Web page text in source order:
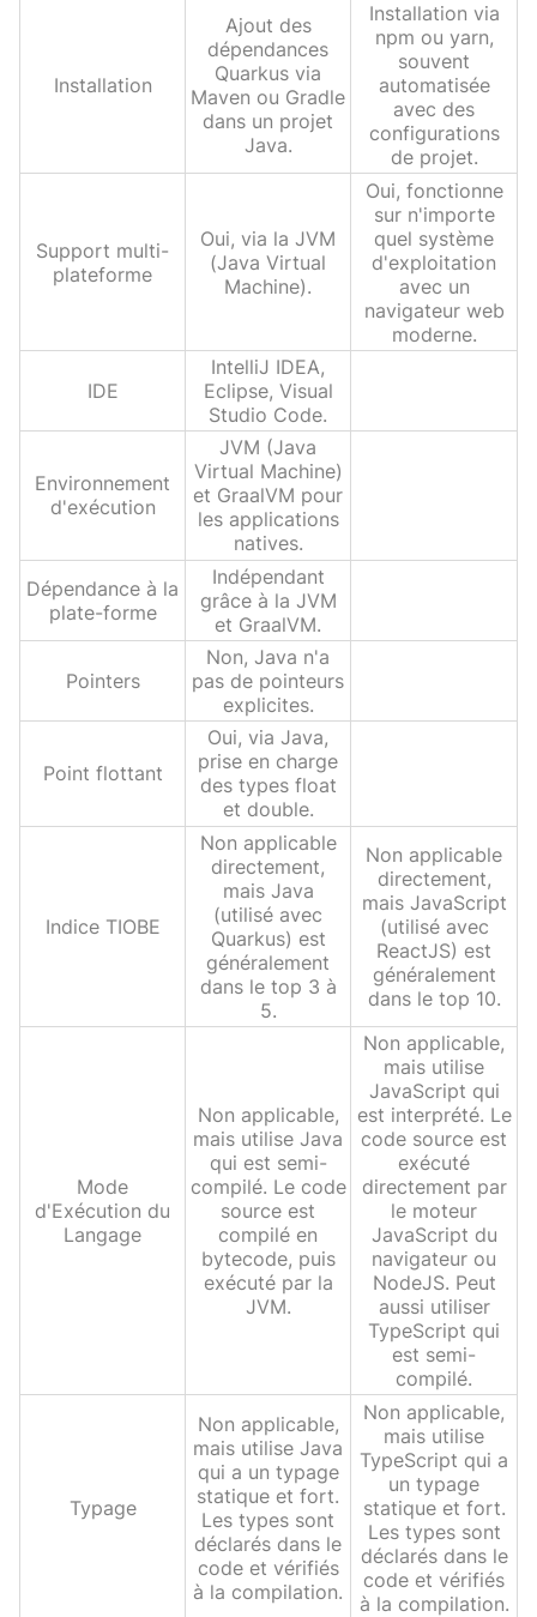
Installation
Ajout des
dépendances
Quarkus via
Maven ou Gradle
dans un projet
Java.
Installation via
npm ou yarn,
souvent
automatisée
avec des
configurations
de projet.
Support multi-
plateforme
Oui, via la JVM
(Java Virtual
Machine).
Oui, fonctionne
sur n'importe
quel système
d'exploitation
avec un
navigateur web
moderne.
IDE
IntelliJ IDEA,
Eclipse, Visual
Studio Code.
Environnement
d'exécution
JVM (Java
Virtual Machine)
et GraalVM pour
les applications
natives.
Dépendance à la
plate-forme
Indépendant
grâce à la JVM
et GraalVM.
Pointers
Non, Java n'a
pas de pointeurs
explicites.
Point flottant
Oui, via Java,
prise en charge
des types float
et double.
Indice TIOBE
Non applicable
directement,
mais Java
(utilisé avec
Quarkus) est
généralement
dans le top 3 à
5.
Non applicable
directement,
mais JavaScript
(utilisé avec
ReactJS) est
généralement
dans le top 10.
Mode
d'Exécution du
Langage
Non applicable,
mais utilise Java
qui est semi-
compilé. Le code
source est
compilé en
bytecode, puis
exécuté par la
JVM.
Non applicable,
mais utilise
JavaScript qui
est interprété. Le
code source est
exécuté
directement par
le moteur
JavaScript du
navigateur ou
NodeJS. Peut
aussi utiliser
TypeScript qui
est semi-
compilé.
Typage
Non applicable,
mais utilise Java
qui a un typage
statique et fort.
Les types sont
déclarés dans le
code et vérifiés
à la compilation.
Non applicable,
mais utilise
TypeScript qui a
un typage
statique et fort.
Les types sont
déclarés dans le
code et vérifiés
à la compilation.